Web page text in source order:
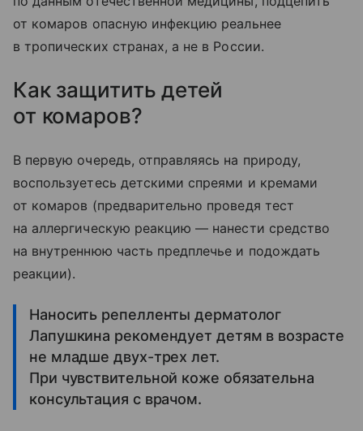
от комаров опасную инфекцию реальнее
в тропических странах, а не в России.
Как защитить детей
от комаров?
В первую очередь, отправляясь на природу,
воспользуетесь детскими спреями и кремами
от комаров (предварительно проведя тест
на аллергическую реакцию — нанести средство
на внутреннюю часть предплечье и подождать
реакции).
Наносить репелленты дерматолог
Лапушкина рекомендует детям в возрасте
не младше двух-трех лет.
При чувствительной коже обязательна
консультация с врачом.